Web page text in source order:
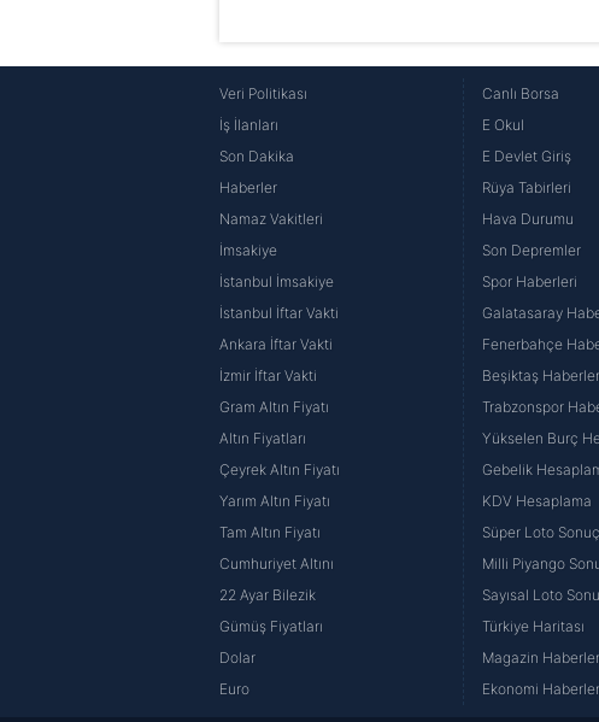
Veri Politikası
İş İlanları
Son Dakika
Haberler
Namaz Vakitleri
İmsakiye
İstanbul İmsakiye
İstanbul İftar Vakti
Ankara İftar Vakti
İzmir İftar Vakti
Gram Altın Fiyatı
Altın Fiyatları
Çeyrek Altın Fiyatı
Yarım Altın Fiyatı
Tam Altın Fiyatı
Cumhuriyet Altını
22 Ayar Bilezik
Gümüş Fiyatları
Dolar
Euro
Canlı Borsa
E Okul
E Devlet Giriş
Rüya Tabirleri
Hava Durumu
Son Depremler
Spor Haberleri
Galatasaray
Fenerbahçe
Beşiktaş
Trabzonspor
Yükselen Burç
Gebelik
KDV Hesaplama
Süper Loto
Milli Piyango
Sayısal Loto
Türkiye Haritası
Magazin
Ekonomi